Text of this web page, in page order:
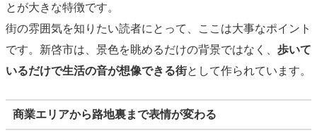
とが大きな特徴です。
街の雰囲気を知りたい読者にとって、ここは大事なポイント
です。新啓市は、景色を眺めるだけの背景ではなく、 歩いて
いるだけで生活の音が想像できる街として作られています。
商業エリアから路地裏まで表情が変わる